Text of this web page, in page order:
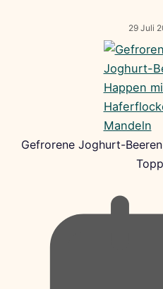
29 Juli
Gefrorene Joghurt-